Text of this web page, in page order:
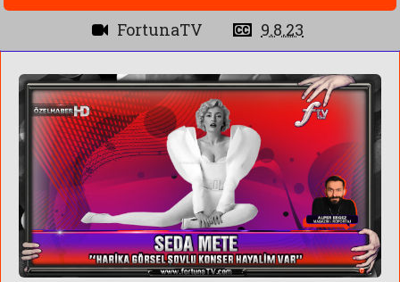
FortunaTV 9.8.23